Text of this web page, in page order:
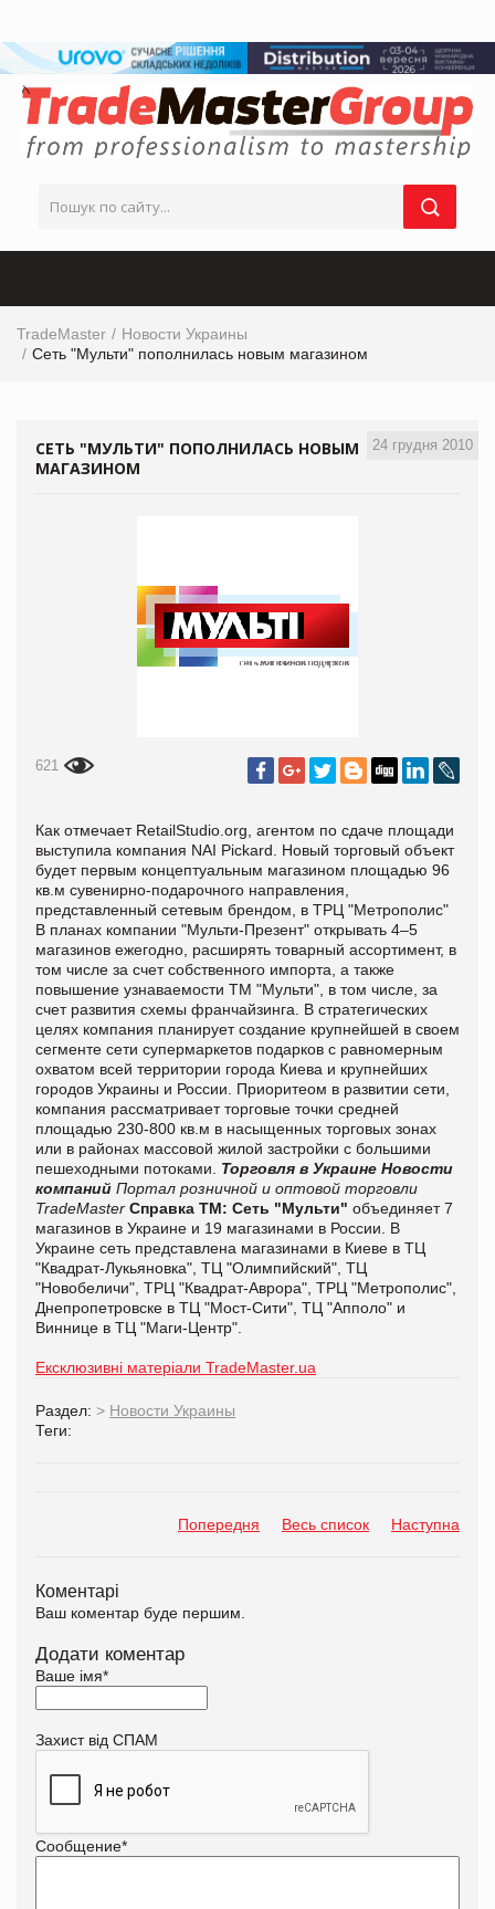
TradeMaster
Новости Украины
Сеть "Мульти" пополнилась новым магазином
24 грудня 2010
СЕТЬ "МУЛЬТИ" ПОПОЛНИЛАСЬ НОВЫМ
МАГАЗИНОМ
621
Как отмечает RetailStudio.org, агентом по сдаче площади
выступила компания NAI Pickard. Новый торговый объект
будет первым концептуальным магазином площадью 96
кв.м сувенирно-подарочного направления,
представленный сетевым брендом, в ТРЦ "Метрополис"
В планах компании "Мульти-Презент" открывать 4–5
магазинов ежегодно, расширять товарный ассортимент, в
том числе за счет собственного импорта, а также
повышение узнаваемости ТМ "Мульти", в том числе, за
счет развития схемы франчайзинга. В стратегических
целях компания планирует создание крупнейшей в своем
сегменте сети супермаркетов подарков с равномерным
охватом всей территории города Киева и крупнейших
городов Украины и России. Приоритеом в развитии сети,
компания рассматривает торговые точки средней
площадью 230-800 кв.м в насыщенных торговых зонах
или в районах массовой жилой застройки с большими
пешеходными потоками. Торговля в Украине Новости
компаний Портал розничной и оптовой торговли
TradeMaster Справка ТМ: Сеть "Мульти" объединяет 7
магазинов в Украине и 19 магазинами в России. В
Украине сеть представлена магазинами в Киеве в ТЦ
"Квадрат-Лукьяновка", ТЦ "Олимпийский", ТЦ
"Новобеличи", ТРЦ "Квадрат-Аврора", ТРЦ "Метрополис",
Днепропетровске в ТЦ "Мост-Сити", ТЦ "Апполо" и
Виннице в ТЦ "Маги-Центр".
Ексклюзивні матеріали TradeMaster.ua
Раздел: > Новости Украины
Теги:
Попередня Весь список Наступна
Коментарі
Ваш коментар буде першим.
Додати коментар
Ваше імя*
Захист від СПАМ
Сообщение*